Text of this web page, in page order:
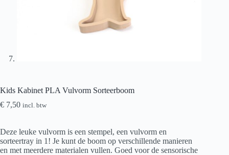
Kids Kabinet PLA Vulvorm Sorteerboom
€ 7,50 incl. btw
Deze leuke vulvorm is een stempel, een vulvorm en
sorteertray in 1! Je kunt de boom op verschillende manieren
en met meerdere materialen vullen. Goed voor de sensorische